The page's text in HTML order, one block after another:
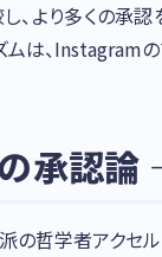
し、より多くの
は、Instagram
承認
の哲学者アクセ